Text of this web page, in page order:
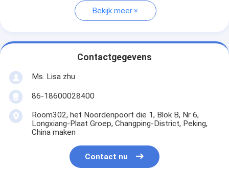
Bekijk meer
Contactgegevens
Ms. Lisa zhu
86-18600028400
Room302, het Noordenpoort die 1, Blok B, Nr 6,
Longxiang-Plaat Groep, Changping-District, Peking,
China maken
Contact nu